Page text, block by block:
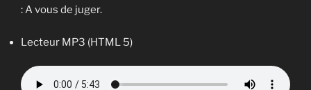
: A vous de juger.
Lecteur MP3 (HTML 5)